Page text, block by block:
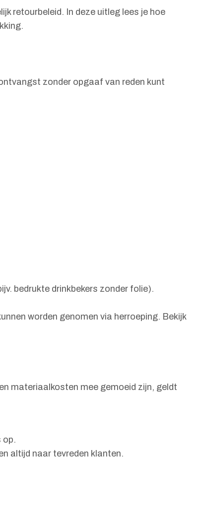
retourbeleid. In deze uitleg lees je hoe
zonder opgaaf van reden kunt
bedrukte drinkbekers zonder folie).
worden genomen via herroeping. Bekijk
materiaalkosten mee gemoeid zijn, geldt
op.
altijd naar tevreden klanten.